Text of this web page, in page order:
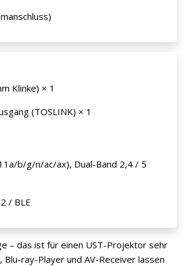
Klinke) × 1
(TOSLINK) × 1
b/g/n/ac/ax), Dual-Band 2,4 / 5
/ BLE
– das ist für einen UST-Projektor sehr
Blu-ray-Player und AV-Receiver lassen